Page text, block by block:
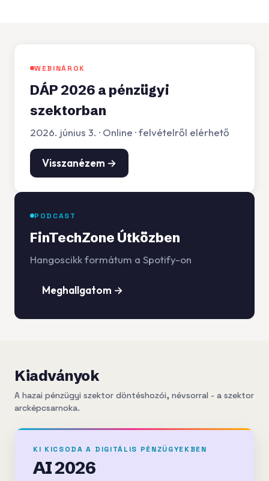
WEBINÁROK
DÁP 2026 a pénzügyi
szektorban
2026. június 3. · Online · felvételről elérhető
Visszanézem →
PODCAST
FinTechZone Útközben
Hangoscikk formátum a Spotify-on
Meghallgatom →
Kiadványok
A hazai pénzügyi szektor döntéshozói, névsorral - a szektor
arcképcsarnoka.
KI KICSODA A DIGITÁLIS PÉNZÜGYEKBEN
AI 2026